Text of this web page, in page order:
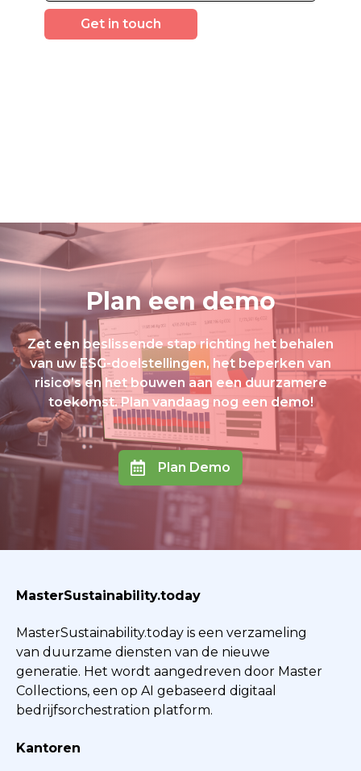
Plan een demo
Zet een beslissende stap richting het behalen
van uw ESG-doelstellingen, het beperken van
risico’s en het bouwen aan een duurzamere
toekomst. Plan vandaag nog een demo!
Plan Demo
MasterSustainability.today
MasterSustainability.today is een verzameling
van duurzame diensten van de nieuwe
generatie. Het wordt aangedreven door Master
Collections, een op AI gebaseerd digitaal
bedrijfsorchestration platform.
Kantoren